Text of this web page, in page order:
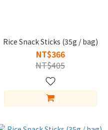
Rice Snack Sticks (35g / bag)
NT$366
NT$405